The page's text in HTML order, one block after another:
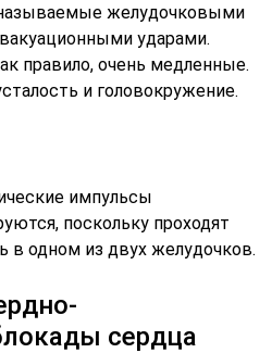
желудочковыми
ударами.
правило, очень медленные.
и головокружение.
импульсы
поскольку проходят
в одном из двух желудочков.
сердца